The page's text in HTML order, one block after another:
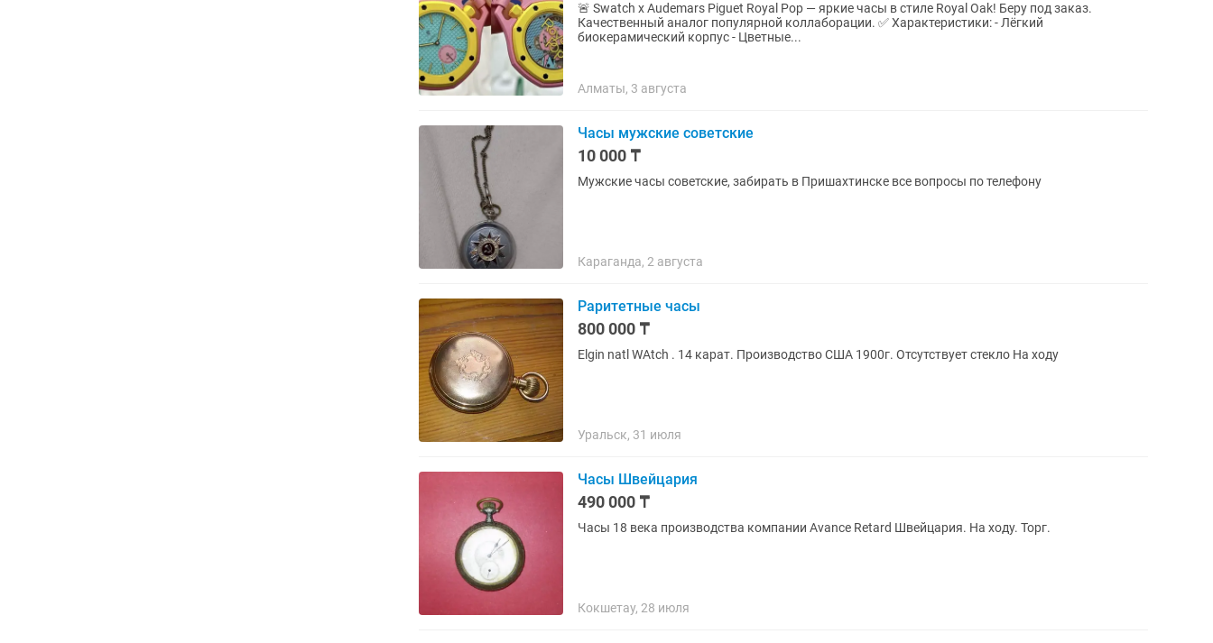
🚨 Swatch x Audemars Piguet Royal Pop — яркие часы в стиле Royal Oak! Беру под заказ.
Качественный аналог популярной коллаборации. ✅ Характеристики: - Лёгкий
биокерамический корпус - Цветные...
Алматы, 3 августа
Часы мужские советские
10 000 ₸
Мужские часы советские, забирать в Пришахтинске все вопросы по телефону
Караганда, 2 августа
Раритетные часы
800 000 ₸
Elgin natl WAtch . 14 карат. Производство США 1900г. Отсутствует стекло На ходу
Уральск, 31 июля
Часы Швейцария
490 000 ₸
Часы 18 века производства компании Avance Retard Швейцария. На ходу. Торг.
Кокшетау, 28 июля